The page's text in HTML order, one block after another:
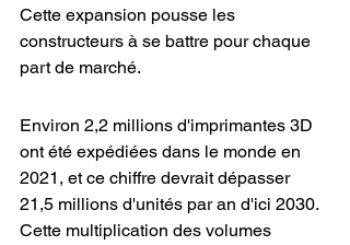
Cette expansion pousse les
constructeurs à se battre pour chaque
part de marché.
Environ 2,2 millions d'imprimantes 3D
ont été expédiées dans le monde en
2021, et ce chiffre devrait dépasser
21,5 millions d'unités par an d'ici 2030.
Cette multiplication des volumes